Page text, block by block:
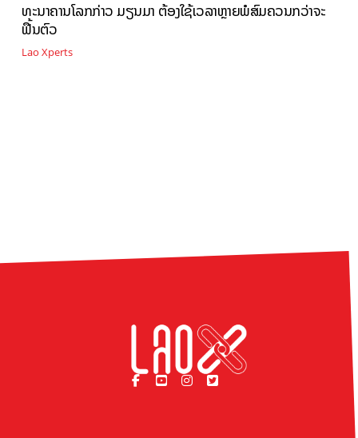
ທະນາຄານໂລກກ່າວ ມຽນມາ ຕ້ອງໃຊ້ເວລາຫຼາຍພໍສົມຄວນກວ່າຈະ
ຟື້ນຕົວ
Lao Xperts